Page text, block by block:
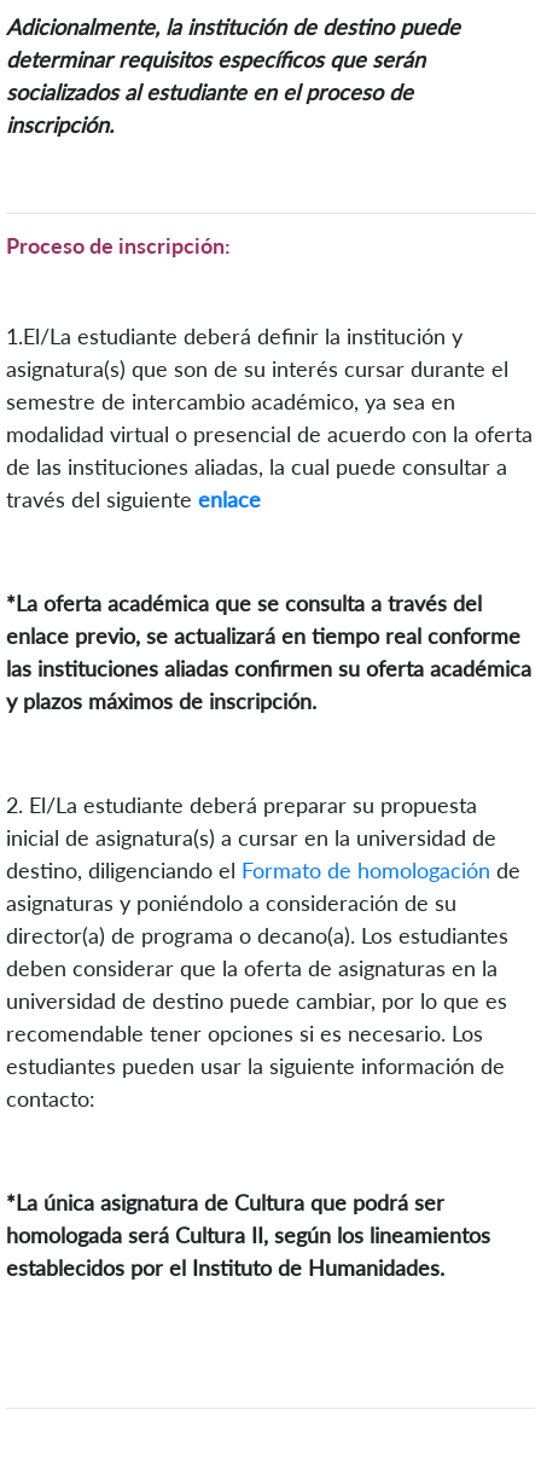
Adicionalmente, la institución de destino puede
determinar requisitos específicos que serán
socializados al estudiante en el proceso de
inscripción.
Proceso de inscripción:
1.El/La estudiante deberá definir la institución y
asignatura(s) que son de su interés cursar durante el
semestre de intercambio académico, ya sea en
modalidad virtual o presencial de acuerdo con la oferta
de las instituciones aliadas, la cual puede consultar a
través del siguiente enlace
*La oferta académica que se consulta a través del
enlace previo, se actualizará en tiempo real conforme
las instituciones aliadas confirmen su oferta académica
y plazos máximos de inscripción.
2. El/La estudiante deberá preparar su propuesta
inicial de asignatura(s) a cursar en la universidad de
destino, diligenciando el Formato de homologación de
asignaturas y poniéndolo a consideración de su
director(a) de programa o decano(a). Los estudiantes
deben considerar que la oferta de asignaturas en la
universidad de destino puede cambiar, por lo que es
recomendable tener opciones si es necesario. Los
estudiantes pueden usar la siguiente información de
contacto:
*La única asignatura de Cultura que podrá ser
homologada será Cultura II, según los lineamientos
establecidos por el Instituto de Humanidades.